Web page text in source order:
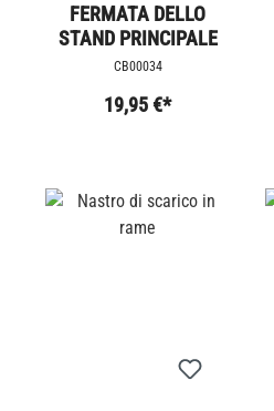
FERMATA DELLO
STAND PRINCIPALE
CB00034
19,95 €*